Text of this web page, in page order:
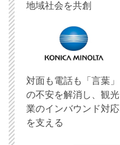
地域社会を共創
対面も電話も「言葉」
の不安を解消し、観光
業のインバウンド対応
を支える